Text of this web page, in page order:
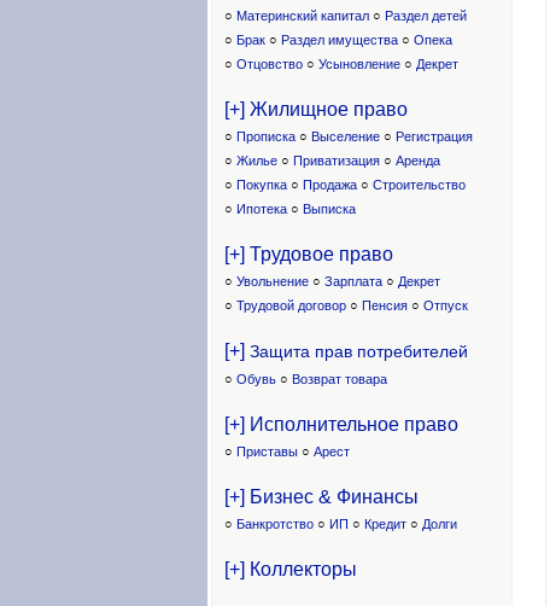
○ Материнский капитал ○ Раздел детей
○ Брак ○ Раздел имущества ○ Опека
○ Отцовство ○ Усыновление ○ Декрет
[+] Жилищное право
○ Прописка ○ Выселение ○ Регистрация
○ Жилье ○ Приватизация ○ Аренда
○ Покупка ○ Продажа ○ Строительство
○ Ипотека ○ Выписка
[+] Трудовое право
○ Увольнение ○ Зарплата ○ Декрет
○ Трудовой договор ○ Пенсия ○ Отпуск
[+] Защита прав потребителей
○ Обувь ○ Возврат товара
[+] Исполнительное право
○ Приставы ○ Арест
[+] Бизнес & Финансы
○ Банкротство ○ ИП ○ Кредит ○ Долги
[+] Коллекторы